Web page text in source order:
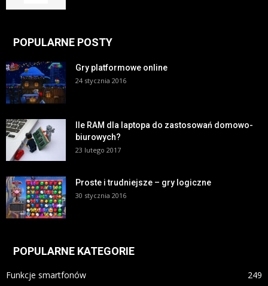
POPULARNE POSTY
Gry platformowe online
24 stycznia 2016
Ile RAM dla laptopa do zastosowań domowo-
biurowych?
23 lutego 2017
Proste i trudniejsze – gry logiczne
30 stycznia 2016
POPULARNE KATEGORIE
Funkcje smartfonów
249